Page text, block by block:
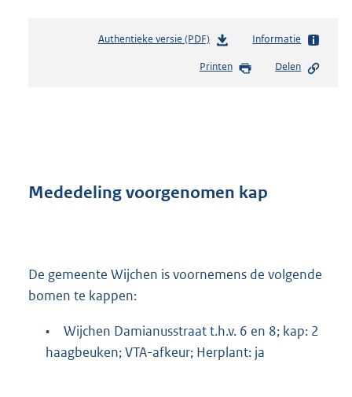
Authentieke versie (PDF)b
s
r
e
2
K
Informatie
Printen Delen
Mededeling voorgenomen kap
De gemeente Wijchen is voornemens de volgende
bomen te kappen:
•
Wijchen Damianusstraat t.h.v. 6 en 8; kap: 2
haagbeuken; VTA-afkeur; Herplant: ja